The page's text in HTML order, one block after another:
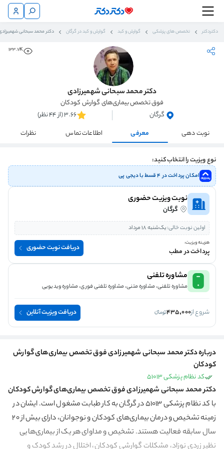
دکتردکتر تخصص های پزشکی گوارش و کبد گوارش و کبد در گرگان دکتر محمد سبحانی
133.7K
دکتر محمد سبحانی شهمیرزادی
فوق تخصص بیماری‌های گوارش کودکان
گرگان
3.66 (از 44 نظر)
نوبت دهی
معرفی اطلاعات تماس نظرات
نوع ویزیت را انتخاب کنید:
امکان پرداخت در ۴ قسط با دیجی پی
نوبت ویزیت حضوری
گرگان
اولین نوبت خالی:یک‌شنبه 18 مرداد
هزینه ویزیت:
پرداخت در مطب دریافت نوبت حضوری
مشاوره تلفنی
مشاوره تلفنی، مشاوره متنی، مشاوره تلفنی فوری، مشاوره ویدیویی
شروع از435,000 دریافت ویزیت آنلاین
درباره دکتر محمد سبحانی شهمیرزادی فوق تخصص بیماری‌های گوارش
کودکان
کد نظام پزشکی 51013
دکتر محمد سبحانی شهمیرزادی فوق تخصص بیماری‌های گوارش کودکان
با کد نظام پزشکی 51013 در گرگان به کار طبابت مشغول است. ایشان در
زمینه تشخیص و درمان بیماری‌های کودکان و نوجوانان، دارای بیش از 20
سال سابقه فعالیت هستند. تشخیص و مداوای هر یک از بیماری‌هایی
نظیر زردی نوزاد، مشکلات گوارشی کودکان، اختلال در رشد کودک و